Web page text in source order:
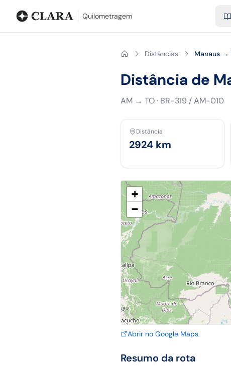
Quilometragem
Distâncias Manaus →
Distância de
AM → TO· BR-319 / AM-010
Distância
2924 km
+
−
Abrir no Google Maps
Resumo da rota